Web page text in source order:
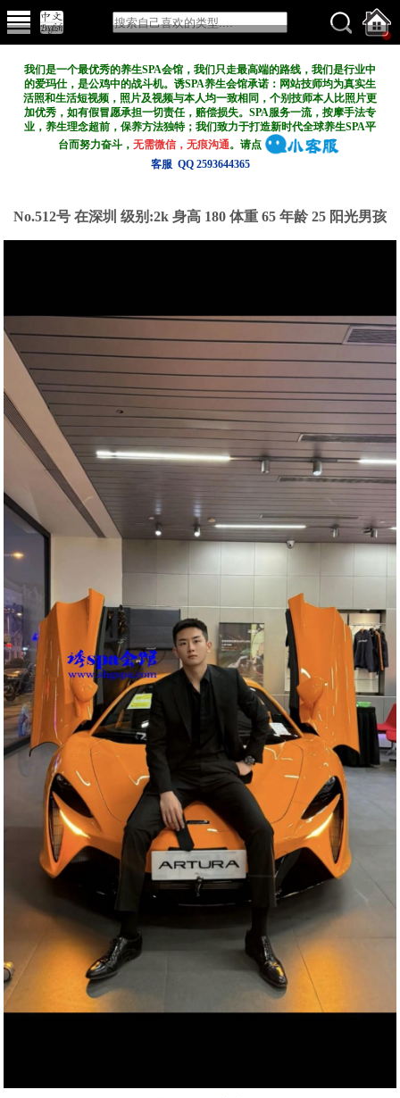
我们是一个最优秀的养生SPA会馆，我们只走最高端的路线，我们是行业中
的爱玛仕，是公鸡中的战斗机。诱SPA养生会馆承诺：网站技师均为真实生
活照和生活短视频，照片及视频与本人均一致相同，个别技师本人比照片更
加优秀，如有假冒愿承担一切责任，赔偿损失。SPA服务一流，按摩手法专
业，养生理念超前，保养方法独特；我们致力于打造新时代全球养生SPA平
台而努力奋斗，无需微信，无痕沟通。请点
客服 QQ 2593644365
No.512号 在深圳 级别:2k 身高 180 体重 65 年龄 25 阳光男孩